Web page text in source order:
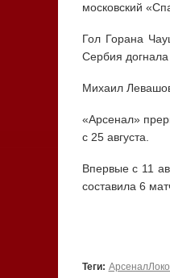
московский
Гол Горана
Сербия догнала
Михаил
«Арсенал»
с 25 августа.
Впервые с 11
составила 6
Теги: